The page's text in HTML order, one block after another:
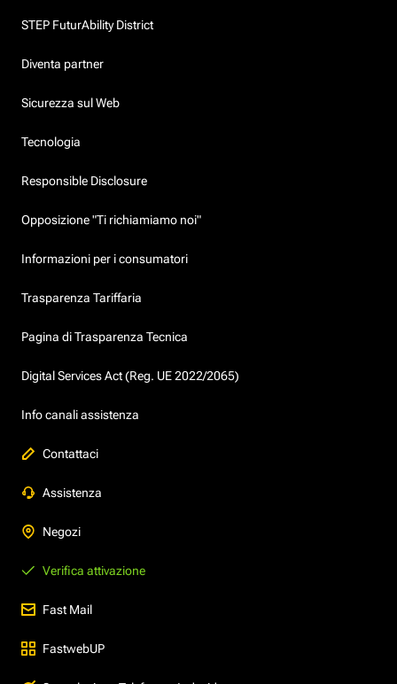
STEP FuturAbility District
Diventa partner
Sicurezza sul Web
Tecnologia
Responsible Disclosure
Opposizione "Ti richiamiamo noi"
Informazioni per i consumatori
Trasparenza Tariffaria
Pagina di Trasparenza Tecnica
Digital Services Act (Reg. UE 2022/2065)
Info canali assistenza
Contattaci
Assistenza
Negozi
Verifica attivazione
Fast Mail
FastwebUP